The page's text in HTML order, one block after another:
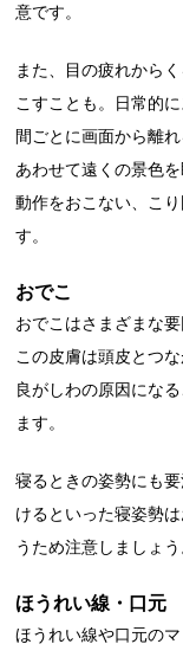
意です。
また、目の疲れから
こすことも。日常的
間ごとに画面から離
あわせて遠くの景色
動作をおこない、こ
す。
おでこ
おでこはさまざまな
この皮膚は頭皮とつ
良がしわの原因にな
ます。
寝るときの姿勢にも
けるといった寝姿勢
うため注意しましょう
ほうれい線・口元
ほうれい線や口元の